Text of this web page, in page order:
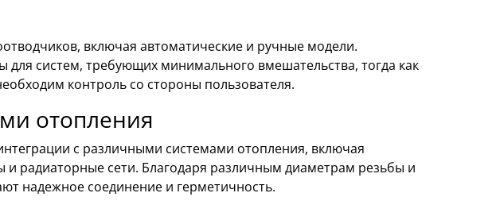
включая автоматические и ручные модели.
для систем, требующих минимального вмешательства, тогда как
контроль со стороны пользователя.
отопления
с различными системами отопления, включая
радиаторные сети. Благодаря различным диаметрам резьбы и
надежное соединение и герметичность.